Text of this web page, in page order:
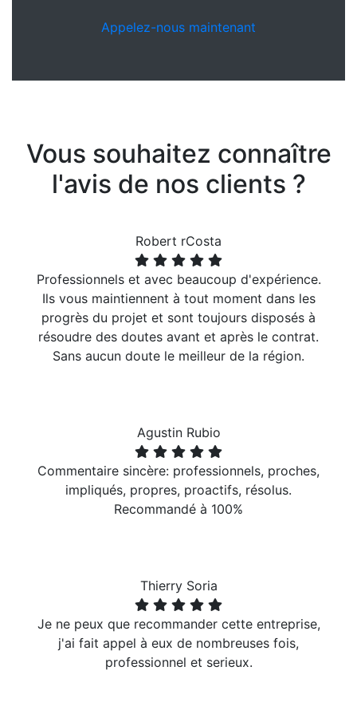
Appelez-nous maintenant
Vous souhaitez connaître
l'avis de nos clients ?
Robert rCosta
Professionnels et avec beaucoup d'expérience.
Ils vous maintiennent à tout moment dans les
progrès du projet et sont toujours disposés à
résoudre des doutes avant et après le contrat.
Sans aucun doute le meilleur de la région.
Agustin Rubio
Commentaire sincère: professionnels, proches,
impliqués, propres, proactifs, résolus.
Recommandé à 100%
Thierry Soria
Je ne peux que recommander cette entreprise,
j'ai fait appel à eux de nombreuses fois,
professionnel et serieux.